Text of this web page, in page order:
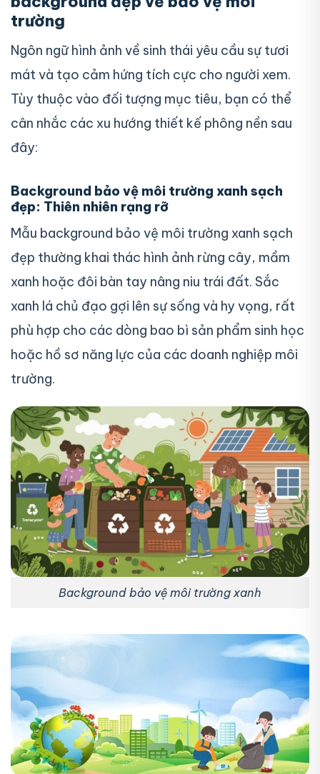
trường
Ngôn ngữ hình ảnh về sinh thái yêu cầu sự tươi
mát và tạo cảm hứng tích cực cho người xem.
Tùy thuộc vào đối tượng mục tiêu, bạn có thể
cân nhắc các xu hướng thiết kế phông nền sau
đây:
Background bảo vệ môi trường xanh sạch
đẹp: Thiên nhiên rạng rỡ
Mẫu background bảo vệ môi trường xanh sạch
đẹp thường khai thác hình ảnh rừng cây, mầm
xanh hoặc đôi bàn tay nâng niu trái đất. Sắc
xanh lá chủ đạo gợi lên sự sống và hy vọng, rất
phù hợp cho các dòng bao bì sản phẩm sinh học
hoặc hồ sơ năng lực của các doanh nghiệp môi
trường.
Background bảo vệ môi trường xanh